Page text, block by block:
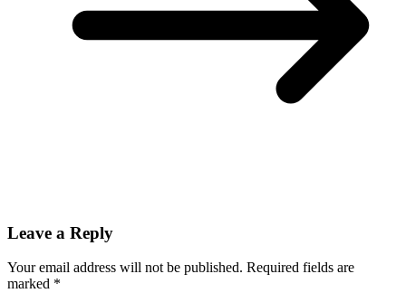
Leave a Reply
Your email address will not be published. Required fields are
marked *